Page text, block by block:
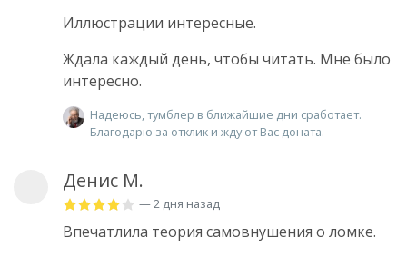
Иллюстрации интересные.
Ждала каждый день, чтобы читать. Мне было
интересно.
Надеюсь, тумблер в ближайшие дни сработает.
Благодарю за отклик и жду от Вас доната.
Денис М.
— 2 дня назад
Впечатлила теория самовнушения о ломке.